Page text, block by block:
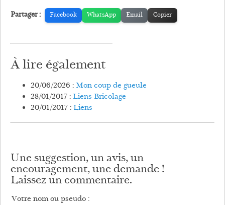
Partager : Facebook WhatsApp Email Copier
À lire également
20/06/2026 : Mon coup de gueule
28/01/2017 : Liens Bricolage
20/01/2017 : Liens
Une suggestion, un avis, un
encouragement, une demande !
Laissez un commentaire.
Votre nom ou pseudo :